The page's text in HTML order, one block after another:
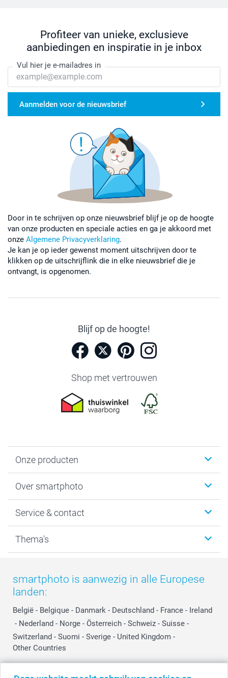
Profiteer van unieke, exclusieve
aanbiedingen en inspiratie in je inbox
Vul hier je e-mailadres in
Aanmelden voor de nieuwsbrief
Door in te schrijven op onze nieuwsbrief blijf je op de hoogte
van onze producten en speciale acties en ga je akkoord met
onze Algemene Privacyverklaring.
Je kan je op ieder gewenst moment uitschrijven door te
klikken op de uitschrijflink die in elke nieuwsbrief die je
ontvangt, is opgenomen.
Blijf op de hoogte!
Shop met vertrouwen
Onze producten
Fotoboeken
Fotocadeaus
Kaarten
Over smartphoto
Vacatures
Bestelproces
Privacy
Cookiebeleid
Reviews
Prijslijst
Investor Relations
Service & contact
Tevredenheidsgarantie
smartbonus
smartfriends
service@smartphoto.nl
Affiliate partnerprogramma
Partnerships
Influencer partnerprogramma
Thema's
Moederdag
Vaderdag
Huwelijk
smartphoto is aanwezig in alle Europese
landen:
België - Belgique - Danmark - Deutschland - France - Ireland
- Nederland - Norge - Österreich - Schweiz - Suisse -
Switzerland - Suomi - Sverige - United Kingdom -
Other Countries